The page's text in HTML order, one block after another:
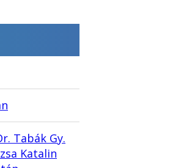
Tabák Gy.
Katalin